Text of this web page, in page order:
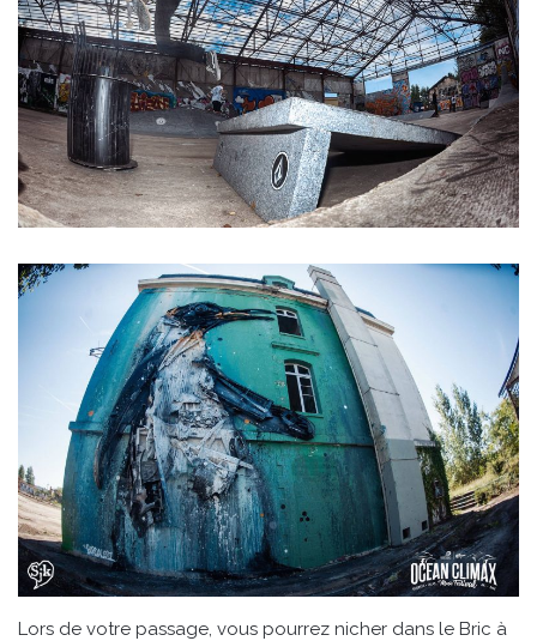
Lors de votre passage, vous pourrez nicher dans le Bric à